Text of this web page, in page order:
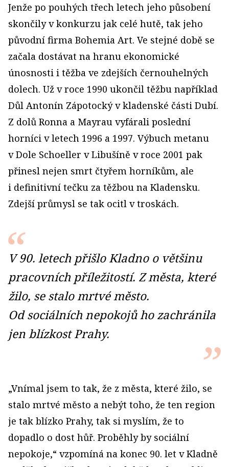
Jenže po pouhých třech letech jeho působení
skončily v konkurzu jak celé hutě, tak jeho
původní firma Bohemia Art. Ve stejné době se
začala dostávat na hranu ekonomické
únosnosti i těžba ve zdejších černouhelných
dolech. Už v roce 1990 ukončil těžbu například
Důl Antonín Zápotocký v kladenské části Dubí.
Z dolů Ronna a Mayrau vyfárali poslední
horníci v letech 1996 a 1997. Výbuch metanu
v Dole Schoeller v Libušíně v roce 2001 pak
přinesl nejen smrt čtyřem horníkům, ale
i definitivní tečku za těžbou na Kladensku.
Zdejší průmysl se tak ocitl v troskách.
V 90. letech přišlo Kladno o většinu
pracovních příležitostí. Z města, které
žilo, se stalo mrtvé město.
Od sociálních nepokojů ho zachránila
jen blízkost Prahy.
„Vnímal jsem to tak, že z města, které žilo, se
stalo mrtvé město a nebýt toho, že ten region
je tak blízko Prahy, tak si myslím, že to
dopadlo o dost hůř. Proběhly by sociální
nepokoje,“ vzpomíná na konec 90. let v Kladně